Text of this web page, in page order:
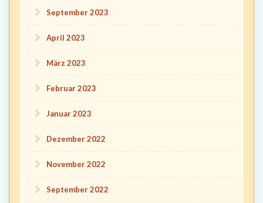
September 2023
April 2023
März 2023
Februar 2023
Januar 2023
Dezember 2022
November 2022
September 2022